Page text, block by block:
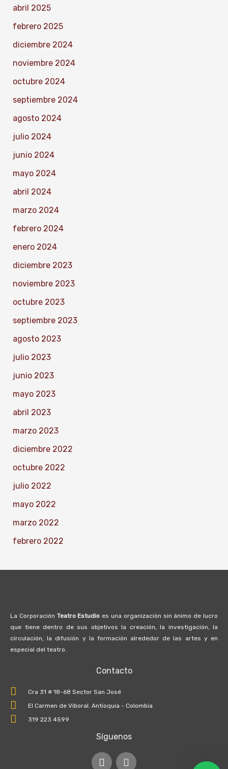
abril 2025
febrero 2025
diciembre 2024
noviembre 2024
octubre 2024
septiembre 2024
agosto 2024
julio 2024
junio 2024
mayo 2024
abril 2024
marzo 2024
febrero 2024
enero 2024
diciembre 2023
noviembre 2023
octubre 2023
septiembre 2023
agosto 2023
julio 2023
junio 2023
mayo 2023
abril 2023
marzo 2023
diciembre 2022
octubre 2022
julio 2022
mayo 2022
marzo 2022
febrero 2022
La Corporación Teatro Estudio es una organización sin ánimo de lucro
que tiene dentro de sus objetivos la creación, la investigación, la
circulación, la difusión y la formación alrededor de las artes y en
especial del teatro.
Contacto
Cra 31 # 18-68 Sector San José
El Carmen de Viboral. Antioquia - Colombia
319 223 4599
Síguenos
I
F